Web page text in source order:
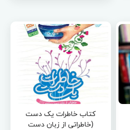
کتاب خاطرات یک دست
(خاطراتی از زبان دست